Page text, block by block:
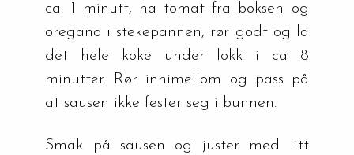
ca. 1 minutt, ha tomat fra boksen og
oregano i stekepannen, rør godt og la
det hele koke under lokk i ca 8
minutter. Rør innimellom og pass på
at sausen ikke fester seg i bunnen.
Smak på sausen og juster med litt